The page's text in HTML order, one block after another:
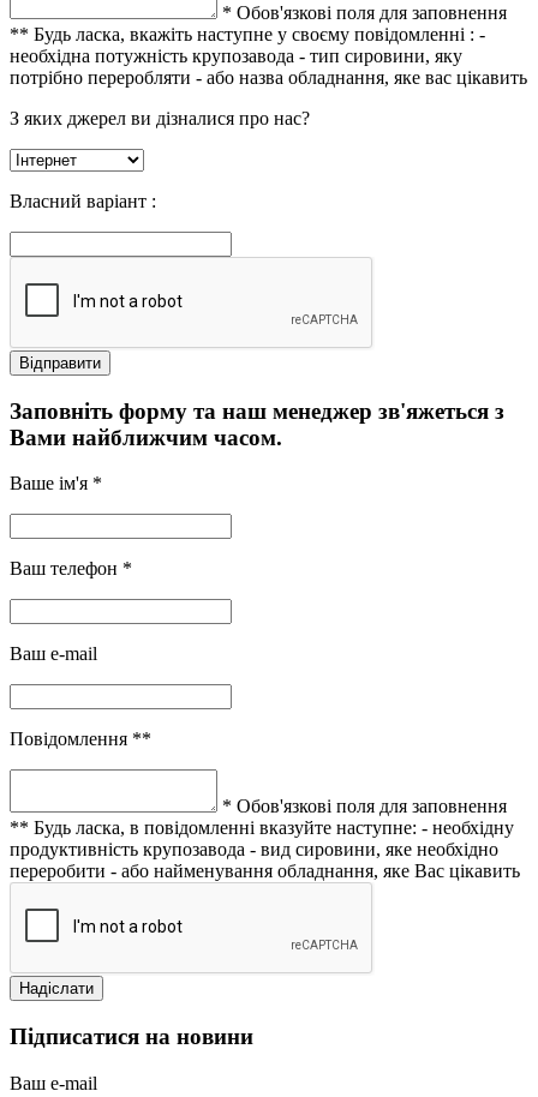
* Обов'язкові поля для заповнення
** Будь ласка, вкажіть наступне у своєму повідомленні : -
необхідна потужність крупозавода - тип сировини, яку
потрібно переробляти - або назва обладнання, яке вас цікавить
З яких джерел ви дізналися про нас?
Власний варіант :
Заповніть форму та наш менеджер зв'яжеться з
Вами найближчим часом.
Ваше ім'я *
Ваш телефон *
Ваш e-mail
Повідомлення **
* Обов'язкові поля для заповнення
** Будь ласка, в повідомленні вказуйте наступне: - необхідну
продуктивність крупозавода - вид сировини, яке необхідно
переробити - або найменування обладнання, яке Вас цікавить
Підписатися на новини
Ваш e-mail